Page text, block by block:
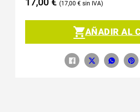
17,00 €
AÑADIR AL